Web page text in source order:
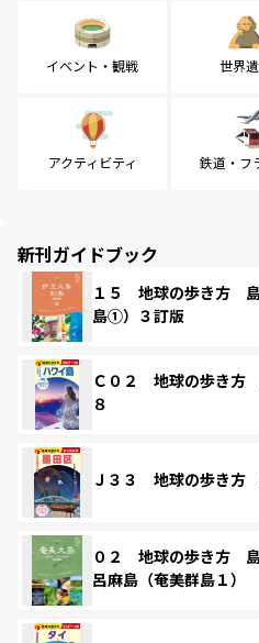
イベント・観戦 世界
アクティビティ 鉄道・フ
新刊ガイドブック
１５ 地球の歩き方
島①）３訂版
Ｃ０２ 地球の歩き方
８
Ｊ３３ 地球の歩き方
０２ 地球の歩き方
呂麻島（奄美群島１）